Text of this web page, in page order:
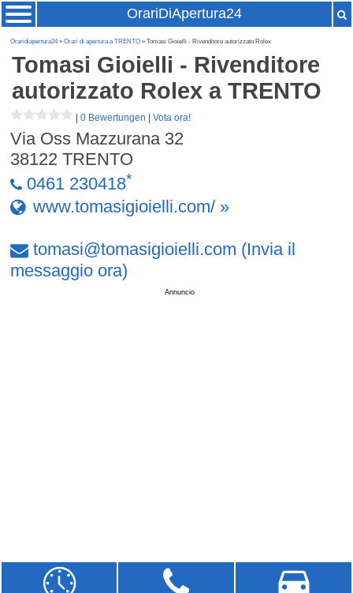
OrariDiApertura24
Oraridiapertura24»Orari di apertura a TRENTO » Tomasi Gioielli - Rivenditore autorizzato Rolex
Tomasi Gioielli - Rivenditore
autorizzato Rolex a TRENTO
|0 Bewertungen |Vota ora!
Via Oss Mazzurana 32
38122 TRENTO
0461 230418*
www.tomasigioielli.com/ »
tomasi@tomasigioielli.com (Invia il
messaggio ora)
Annuncio